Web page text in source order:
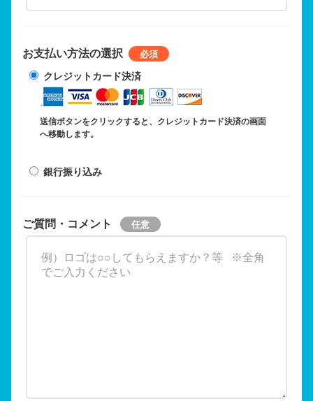
お支払い方法の選択
クレジットカード決済
送信ボタンをクリックすると、クレジットカード決済の画面
へ移動します。
銀行振り込み
ご質問・コメント